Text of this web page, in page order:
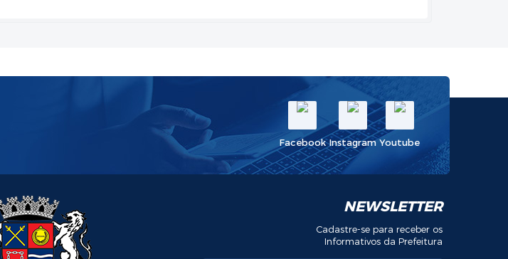
Facebook Instagram Youtube
NEWSLETTER
Cadastre-se para receber os
Informativos da Prefeitura